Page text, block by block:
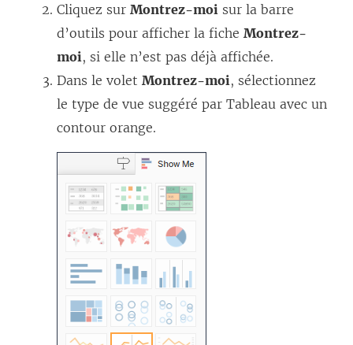
Cliquez sur Montrez-moi sur la barre
d’outils pour afficher la fiche Montrez-
moi, si elle n’est pas déjà affichée.
Dans le volet Montrez-moi, sélectionnez
le type de vue suggéré par Tableau avec un
contour orange.